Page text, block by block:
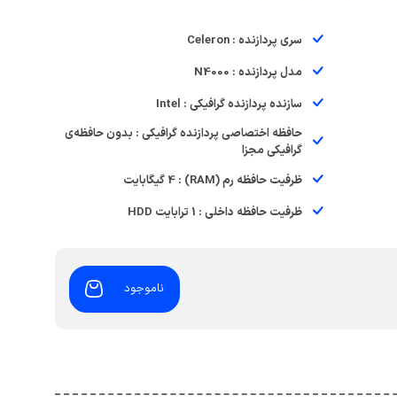
سری پردازنده : Celeron
مدل پردازنده : N4000
سازنده پردازنده گرافیکی : Intel
حافظه اختصاصی پردازنده گرافیکی : بدون حافظه‌ی
گرافیکی مجزا
ظرفیت حافظه رم (RAM) : 4 گیگابایت
ظرفیت حافظه داخلی : 1 ترابایت HDD
ناموجود